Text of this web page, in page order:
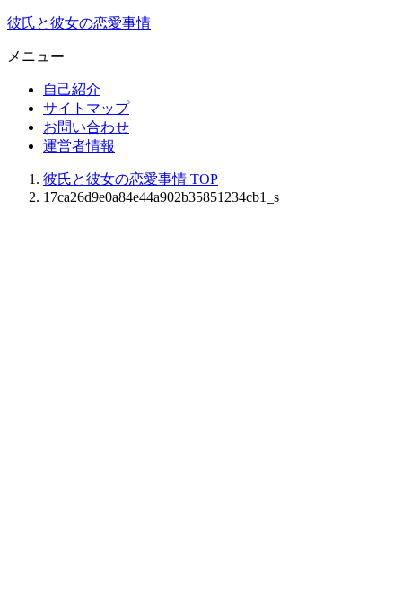
彼氏と彼女の恋愛事情
メニュー
自己紹介
サイトマップ
お問い合わせ
運営者情報
彼氏と彼女の恋愛事情 TOP
17ca26d9e0a84e44a902b35851234cb1_s